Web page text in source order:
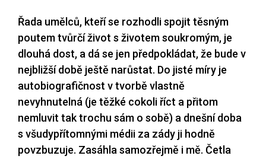
Řada umělců, kteří se rozhodli spojit těsným
poutem tvůrčí život s životem soukromým, je
dlouhá dost, a dá se jen předpokládat, že bude v
nejbližší době ještě narůstat. Do jisté míry je
autobiografičnost v tvorbě vlastně
nevyhnutelná (je těžké cokoli říct a přitom
nemluvit tak trochu sám o sobě) a dnešní doba
s všudypřítomnými médii za zády ji hodně
povzbuzuje. Zasáhla samozřejmě i mě. Četla